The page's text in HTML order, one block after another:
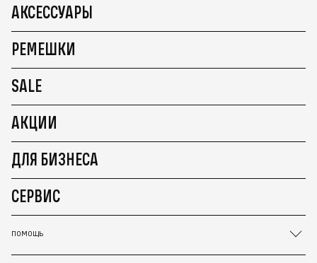
АКСЕССУАРЫ
РЕМЕШКИ
SALE
АКЦИИ
ДЛЯ БИЗНЕСА
СЕРВИС
ПОМОЩЬ